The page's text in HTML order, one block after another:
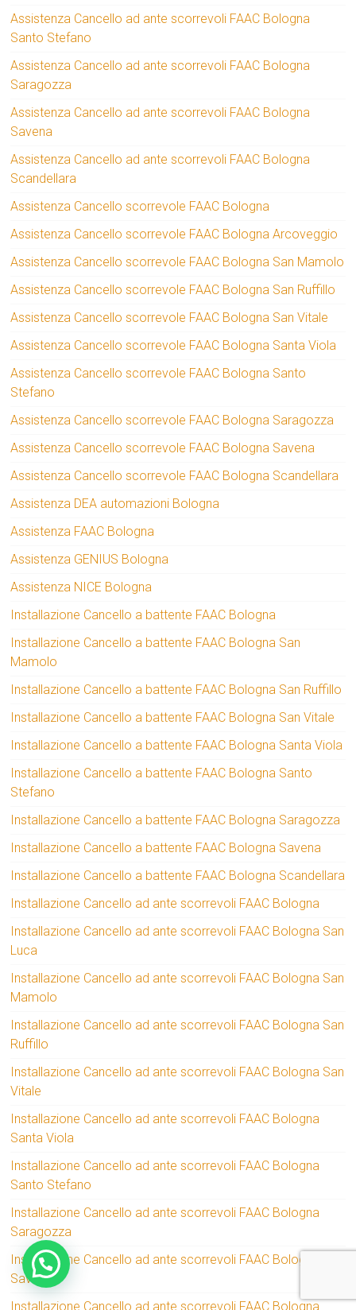
Assistenza Cancello ad ante scorrevoli FAAC Bologna
Santo Stefano
Assistenza Cancello ad ante scorrevoli FAAC Bologna
Saragozza
Assistenza Cancello ad ante scorrevoli FAAC Bologna
Savena
Assistenza Cancello ad ante scorrevoli FAAC Bologna
Scandellara
Assistenza Cancello scorrevole FAAC Bologna
Assistenza Cancello scorrevole FAAC Bologna Arcoveggio
Assistenza Cancello scorrevole FAAC Bologna San Mamolo
Assistenza Cancello scorrevole FAAC Bologna San Ruffillo
Assistenza Cancello scorrevole FAAC Bologna San Vitale
Assistenza Cancello scorrevole FAAC Bologna Santa Viola
Assistenza Cancello scorrevole FAAC Bologna Santo
Stefano
Assistenza Cancello scorrevole FAAC Bologna Saragozza
Assistenza Cancello scorrevole FAAC Bologna Savena
Assistenza Cancello scorrevole FAAC Bologna Scandellara
Assistenza DEA automazioni Bologna
Assistenza FAAC Bologna
Assistenza GENIUS Bologna
Assistenza NICE Bologna
Installazione Cancello a battente FAAC Bologna
Installazione Cancello a battente FAAC Bologna San
Mamolo
Installazione Cancello a battente FAAC Bologna San Ruffillo
Installazione Cancello a battente FAAC Bologna San Vitale
Installazione Cancello a battente FAAC Bologna Santa Viola
Installazione Cancello a battente FAAC Bologna Santo
Stefano
Installazione Cancello a battente FAAC Bologna Saragozza
Installazione Cancello a battente FAAC Bologna Savena
Installazione Cancello a battente FAAC Bologna Scandellara
Installazione Cancello ad ante scorrevoli FAAC Bologna
Installazione Cancello ad ante scorrevoli FAAC Bologna San
Luca
Installazione Cancello ad ante scorrevoli FAAC Bologna San
Mamolo
Installazione Cancello ad ante scorrevoli FAAC Bologna San
Ruffillo
Installazione Cancello ad ante scorrevoli FAAC Bologna San
Vitale
Installazione Cancello ad ante scorrevoli FAAC Bologna
Santa Viola
Installazione Cancello ad ante scorrevoli FAAC Bologna
Santo Stefano
Installazione Cancello ad ante scorrevoli FAAC Bologna
Saragozza
Installazione Cancello ad ante scorrevoli FAAC Bologna
Savena
Installazione Cancello ad ante scorrevoli FAAC Bologna